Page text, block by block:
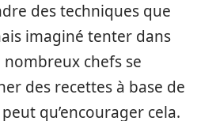
des techniques que
imaginé tenter dans
chefs se
des recettes à base de
qu’encourager cela.